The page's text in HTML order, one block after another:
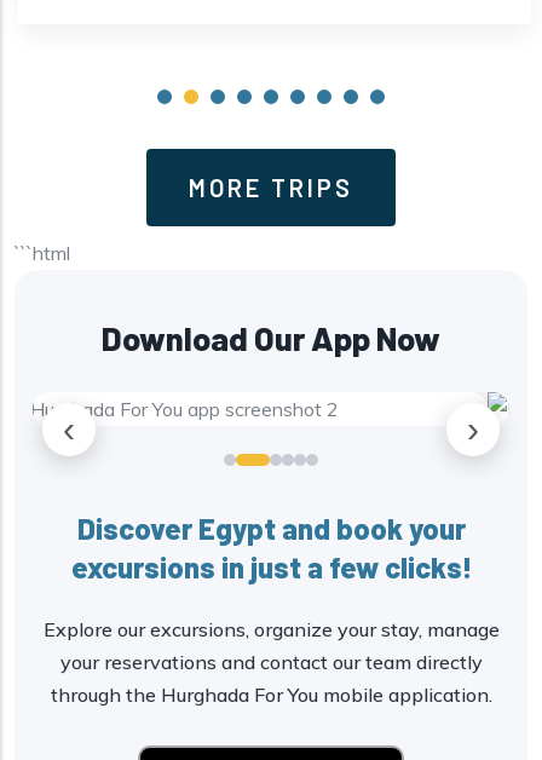
MORE TRIPS
```html
Download Our App Now
‹ ›
Discover Egypt and book your
excursions in just a few clicks!
Explore our excursions, organize your stay, manage
your reservations and contact our team directly
through the Hurghada For You mobile application.